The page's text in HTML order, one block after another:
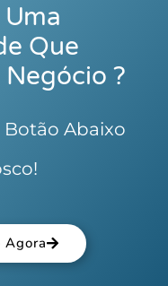
Que
?
Abaixo
Agora